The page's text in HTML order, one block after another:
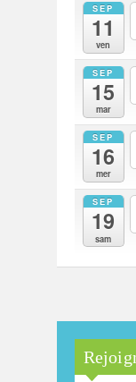
SEP
11
ven
SEP
15
mar
SEP
16
mer
SEP
19
sam